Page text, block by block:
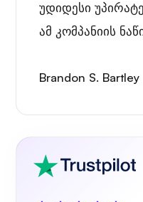
უდიდესი
ამ კომპანიის
Brandon S. Bartley